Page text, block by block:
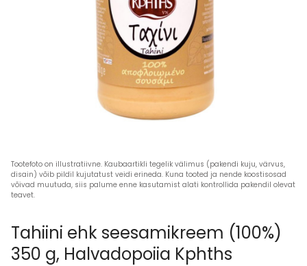
Tahiini ehk seesamikreem (100%)
350 g, Halvadopoiia Kphths